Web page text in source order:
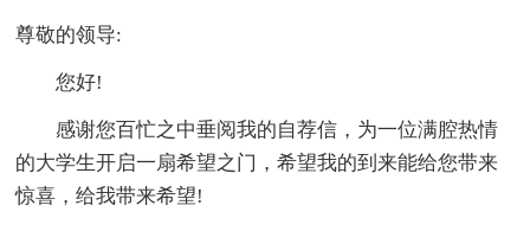
尊敬的领导:
您好!
感谢您百忙之中垂阅我的自荐信，为一位满腔热情
的大学生开启一扇希望之门，希望我的到来能给您带来
惊喜，给我带来希望!